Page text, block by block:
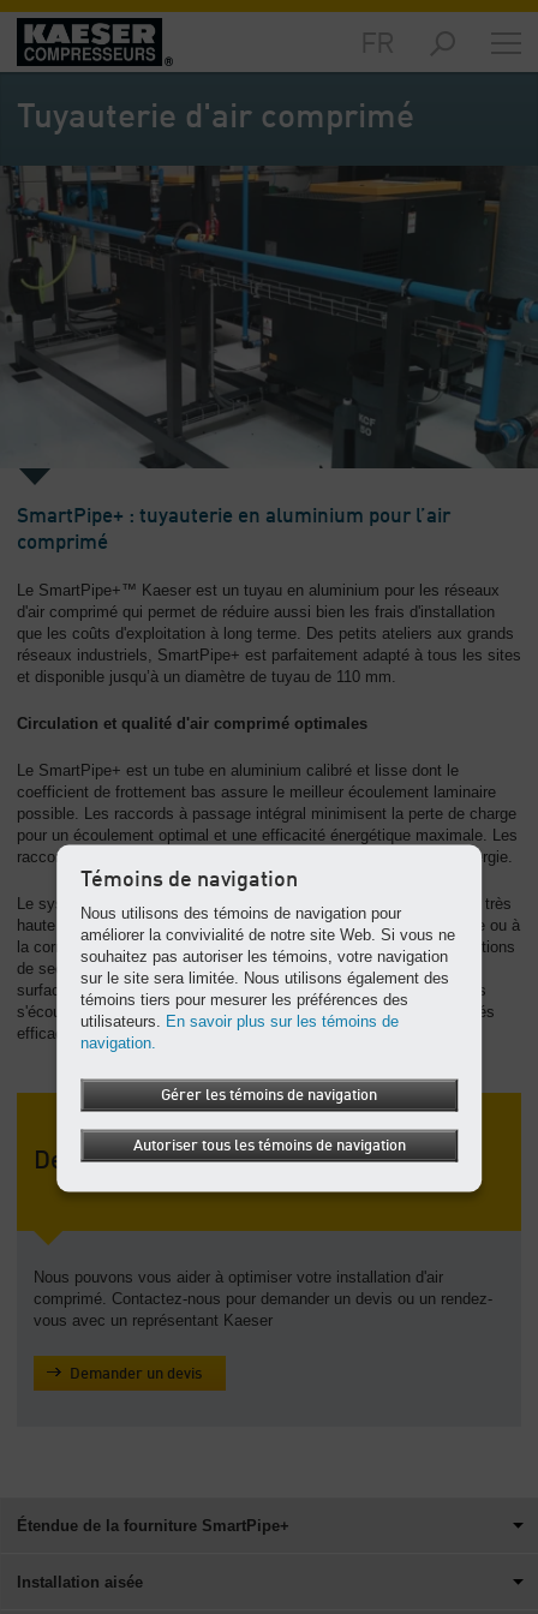
Produits
et
solutions
Sommaire
Services
Sommaire
Ressources
techniques
-
Sommaire
-
Tuyauterie d'air comprimé
SmartPipe+ : tuyauterie en aluminium pour l’air
comprimé
Le SmartPipe+™ Kaeser est un tuyau en aluminium pour les réseaux
d'air comprimé qui permet de réduire aussi bien les frais d'installation
que les coûts d'exploitation à long terme. Des petits ateliers aux grands
réseaux industriels, SmartPipe+ est parfaitement adapté à tous les sites
et disponible jusqu’à un diamètre de tuyau de 110 mm.
Circulation et qualité d'air comprimé optimales
Le SmartPipe+ est un tube en aluminium calibré et lisse dont le
coefficient de frottement bas assure le meilleur écoulement laminaire
possible. Les raccords à passage intégral minimisent la perte de charge
pour un écoulement optimal et une efficacité énergétique maximale. Les
raccords étanches empêchent les pertes d'air et le gaspillage d'énergie.
Le système SmartPipe+ est idéal pour les réseaux qui exigent une très
haute qualité d'air comprimé. L'aluminium n’est pas sujet à la rouille ou à
la corrosion. Il ne présente pas de surfaces rugueuses ni de restrictions
de section propices à l'accumulation des contaminants. Grâce aux
surfaces intérieures lisses et au passage intégral, les contaminants
s'écoulent jusque dans les sécheurs et les filtres où ils sont éliminés
efficacement.
Demander un devis
Nous pouvons vous aider à optimiser votre installation d'air
comprimé. Contactez-nous pour demander un devis ou un rendez-
vous avec un représentant Kaeser
Demander un devis
Étendue de la fourniture SmartPipe+
Installation aisée
Témoins de navigation
Nous utilisons des témoins de navigation pour
améliorer la convivialité de notre site Web. Si vous ne
souhaitez pas autoriser les témoins, votre navigation
sur le site sera limitée. Nous utilisons également des
témoins tiers pour mesurer les préférences des
utilisateurs. En savoir plus sur les témoins de
navigation.
Gérer les témoins de navigation
Autoriser tous les témoins de navigation